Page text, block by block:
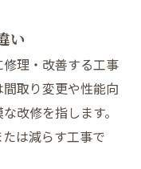
い
理・改善する工事
取り変更や性能向
改修を指します。
は減らす工事で